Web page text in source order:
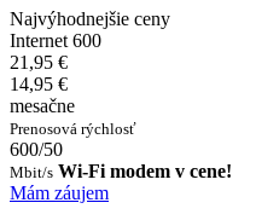
Najvýhodnejšie ceny
Internet 600
21,95 €
14,95 €
mesačne
Prenosová rýchlosť
600/50
Mbit/s Wi-Fi modem v cene!
Mám záujem